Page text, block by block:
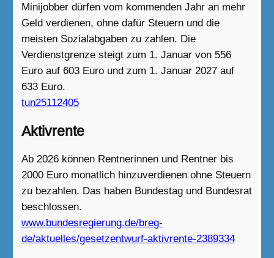
Minijobber dürfen vom kommenden Jahr an mehr
Geld verdienen, ohne dafür Steuern und die
meisten Sozialabgaben zu zahlen. Die
Verdienstgrenze steigt zum 1. Januar von 556
Euro auf 603 Euro und zum 1. Januar 2027 auf
633 Euro.
tun25112405
Aktivrente
Ab 2026 können Rentnerinnen und Rentner bis
2000 Euro monatlich hinzuverdienen ohne Steuern
zu bezahlen. Das haben Bundestag und Bundesrat
beschlossen.
www.bundesregierung.de/breg-
de/aktuelles/gesetzentwurf-aktivrente-2389334